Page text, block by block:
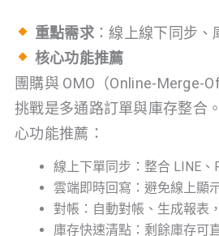
重點需求 ：線上線下同步
核心功能推薦
團購與 OMO（Online-Merge-
挑戰是多通路訂單與庫存整合
心功能推薦：
線上下單同步：整合 LINE、
雲端即時回寫：避免線上顯
對帳：自動對帳、生成報表
庫存快速清點：剩餘庫存可